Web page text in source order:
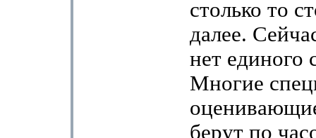
столько то
далее.
нет единого
Многие
берут по